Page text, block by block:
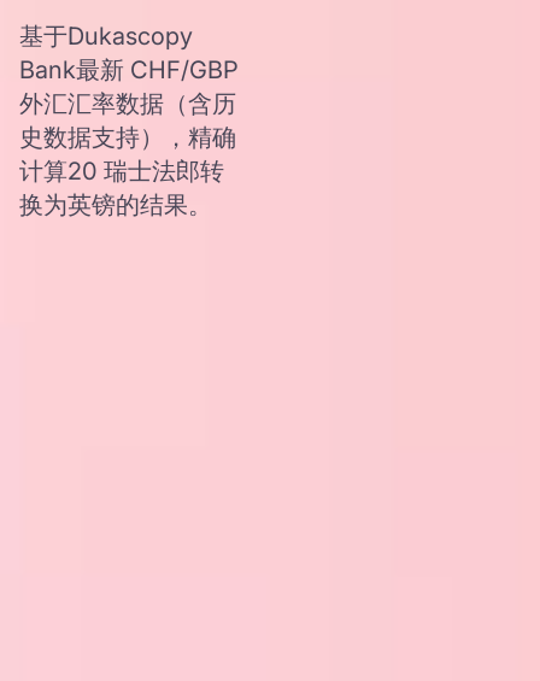
基于Dukascopy
Bank最新 CHF/GBP
外汇汇率数据（含历
史数据支持），精确
计算20 瑞士法郎转
换为英镑的结果。